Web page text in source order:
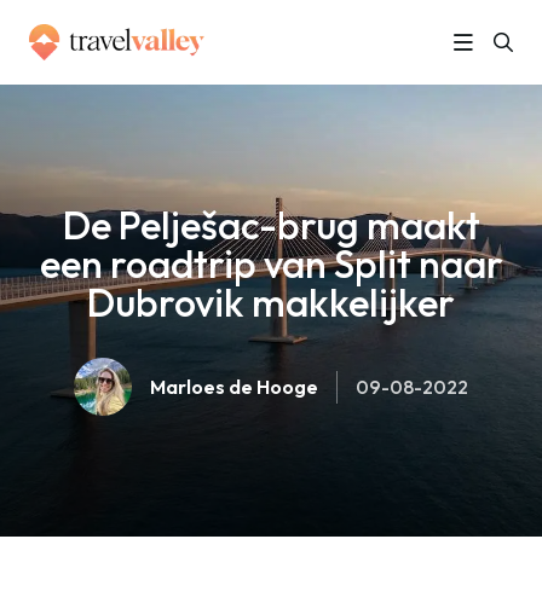
De Pelješac-brug maakt
een roadtrip van Split naar
Dubrovik makkelijker
Marloes de Hooge 09-08-2022